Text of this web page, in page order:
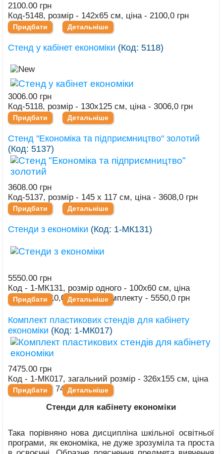
2100.00 грн
Код-5148, розмір - 142х65 см, ціна - 2100,0 грн
Придбати Детальніше
Стенд у кабінет економіки (Код:5118)
3006.00 грн
Код-5118, розмір - 130х125 см, ціна - 3006,0 грн
Придбати Детальніше
Стенд "Економіка та підприємництво" золотий
(Код:5137)
3608.00 грн
Код-5137, розмір - 145 х 117 см, ціна - 3608,0 грн
Придбати Детальніше
Стенди з економіки (Код: 1-МК131)
5550.00 грн
Код - 1-МК131, розмір одного - 100х60 см, ціна
одного - 1110,0 грн, ціна комплекту - 5550,0 грн
Придбати Детальніше
Комплект пластикових стендів для кабінету
економіки (Код: 1-МК017)
7475.00 грн
Код - 1-МК017, загальний розмір - 326х155 см, ціна
комплекту - 7475,0 грн
Придбати Детальніше
Стенди для кабінету економіки
Така порівняно нова дисципліна шкільної освітньої
програми, як економіка, не дуже зрозуміла та проста